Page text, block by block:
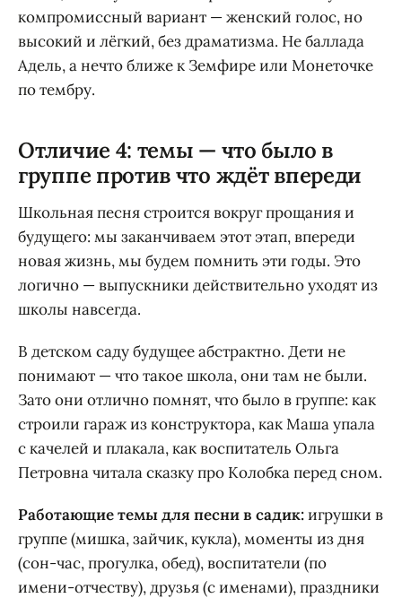
компромиссный вариант — женский голос, но
высокий и лёгкий, без драматизма. Не баллада
Адель, а нечто ближе к Земфире или Монеточке
по тембру.
Отличие 4: темы — что было в
группе против что ждёт впереди
Школьная песня строится вокруг прощания и
будущего: мы заканчиваем этот этап, впереди
новая жизнь, мы будем помнить эти годы. Это
логично — выпускники действительно уходят из
школы навсегда.
В детском саду будущее абстрактно. Дети не
понимают — что такое школа, они там не были.
Зато они отлично помнят, что было в группе: как
строили гараж из конструктора, как Маша упала
с качелей и плакала, как воспитатель Ольга
Петровна читала сказку про Колобка перед сном.
Работающие темы для песни в садик:игрушки в
группе (мишка, зайчик, кукла), моменты из дня
(сон-час, прогулка, обед), воспитатели (по
имени-отчеству), друзья (с именами), праздники